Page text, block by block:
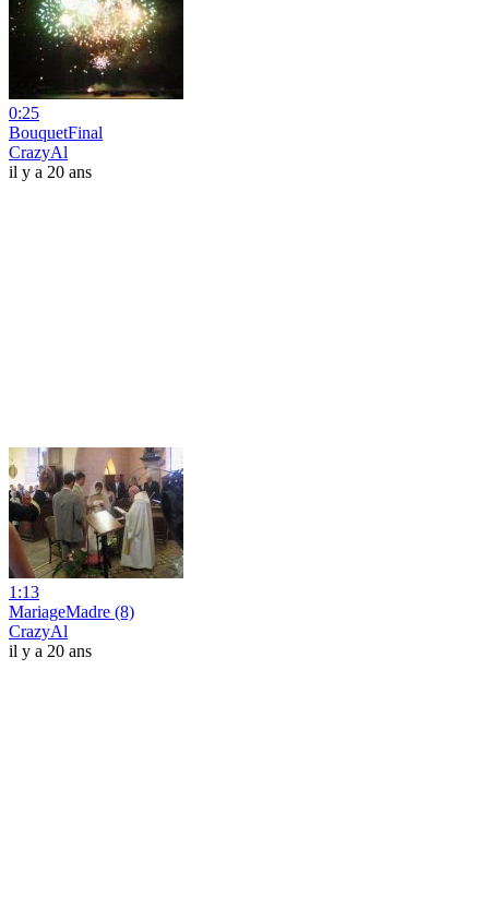
0:25
BouquetFinal
CrazyAl
il y a 20 ans
1:13
MariageMadre (8)
CrazyAl
il y a 20 ans